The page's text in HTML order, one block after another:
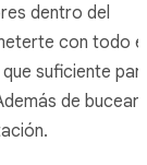
dentro del
con todo el
suficiente
de bucear,